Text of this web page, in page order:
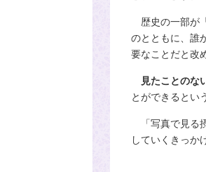
歴史の一部が
のとともに、誰
要なことだと改
見たことのな
とができるとい
「写真で見る
していくきっか